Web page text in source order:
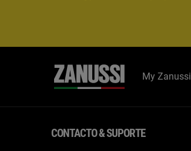
My Zanussi
CONTACTO & SUPORTE